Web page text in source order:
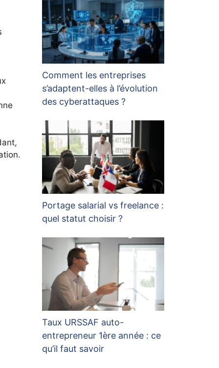
Comment les entreprises
s’adaptent-elles à l’évolution
des cyberattaques ?
Portage salarial vs freelance :
quel statut choisir ?
Taux URSSAF auto-
entrepreneur 1ère année : ce
qu’il faut savoir